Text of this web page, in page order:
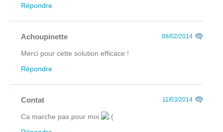
Répondre
Achoupinette 08/02/2014
Merci pour cette solution efficace !
Répondre
Contat 11/03/2014
Ca marche pas pour moi